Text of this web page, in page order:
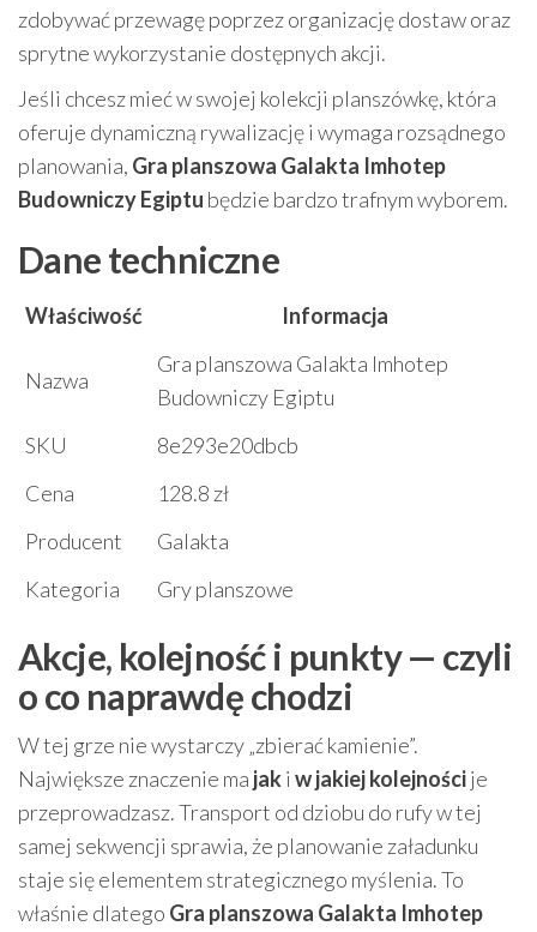
zdobywać przewagę poprzez organizację dostaw oraz
sprytne wykorzystanie dostępnych akcji.
Jeśli chcesz mieć w swojej kolekcji planszówkę, która
oferuje dynamiczną rywalizację i wymaga rozsądnego
planowania, Gra planszowa Galakta Imhotep
Budowniczy Egiptu będzie bardzo trafnym wyborem.
Dane techniczne
Właściwość Informacja
Nazwa
Gra planszowa Galakta Imhotep
Budowniczy Egiptu
SKU
8e293e20dbcb
Cena
128.8 zł
Producent
Galakta
Kategoria
Gry planszowe
Akcje, kolejność i punkty — czyli
o co naprawdę chodzi
W tej grze nie wystarczy „zbierać kamienie”.
Największe znaczenie ma jaki w jakiej kolejnościje
przeprowadzasz. Transport od dziobu do rufy w tej
samej sekwencji sprawia, że planowanie załadunku
staje się elementem strategicznego myślenia. To
właśnie dlatego Gra planszowa Galakta Imhotep